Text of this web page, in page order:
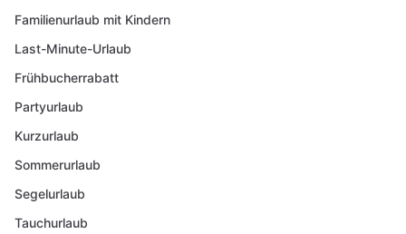
Familienurlaub mit Kindern
Last-Minute-Urlaub
Frühbucherrabatt
Partyurlaub
Kurzurlaub
Sommerurlaub
Segelurlaub
Tauchurlaub